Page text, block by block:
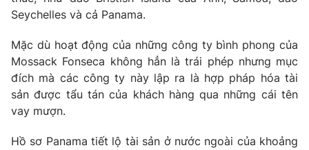
Chất lượng cuộc sống
Học trực tuyến
Công nghệ
Sản phẩm
Thị trường
Tư vấn
Giao lưu trực tuyến
Lịch phát sóng
Chuyên mục khác
Seychelles và cả Panama.
Mặc dù hoạt động của những công ty bình phong của
Mossack Fonseca không hẳn là trái phép nhưng mục
đích mà các công ty này lập ra là hợp pháp hóa tài
sản được tẩu tán của khách hàng qua những cái tên
vay mượn.
Hồ sơ Panama tiết lộ tài sản ở nước ngoài của khoảng